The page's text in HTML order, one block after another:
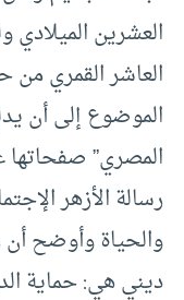
العشرين الميلادي
العاشر القمري من
الموضوع إلى أن
المصري” صفحاتها
رسالة الأزهر
والحياة وأوضح
ديني هي: حماية